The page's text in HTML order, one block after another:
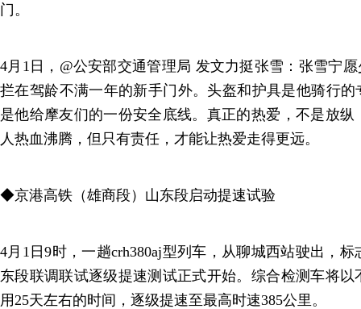
门。
4月1日，@公安部交通管理局 发文力挺张雪：张雪宁
拦在驾龄不满一年的新手门外。头盔和护具是他骑行的
是他给摩友们的一份安全底线。真正的热爱，不是放
人热血沸腾，但只有责任，才能让热爱走得更远。
◆京港高铁（雄商段）山东段启动提速试验
4月1日9时，一趟crh380aj型列车，从聊城西站驶出，
东段联调联试逐级提速测试正式开始。综合检测车将
用25天左右的时间，逐级提速至最高时速385公里。